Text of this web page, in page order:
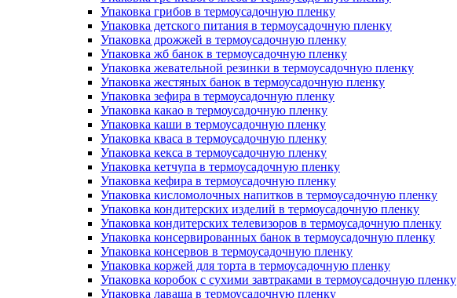
Упаковка грибов в термоусадочную пленку
Упаковка детского питания в термоусадочную пленку
Упаковка дрожжей в термоусадочную пленку
Упаковка жб банок в термоусадочную пленку
Упаковка жевательной резинки в термоусадочную пленку
Упаковка жестяных банок в термоусадочную пленку
Упаковка зефира в термоусадочную пленку
Упаковка какао в термоусадочную пленку
Упаковка каши в термоусадочную пленку
Упаковка кваса в термоусадочную пленку
Упаковка кекса в термоусадочную пленку
Упаковка кетчупа в термоусадочную пленку
Упаковка кефира в термоусадочную пленку
Упаковка кисломолочных напитков в термоусадочную пленку
Упаковка кондитерских изделий в термоусадочную пленку
Упаковка кондитерских телевизоров в термоусадочную пленку
Упаковка консервированных банок в термоусадочную пленку
Упаковка консервов в термоусадочную пленку
Упаковка коржей для торта в термоусадочную пленку
Упаковка коробок с сухими завтраками в термоусадочную пленку
Упаковка лаваша в термоусадочную пленку